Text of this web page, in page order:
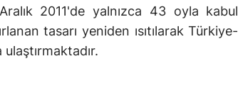
2011'de yalnızca 43 oyla kabul
tasarı yeniden ısıtılarak Türkiye-